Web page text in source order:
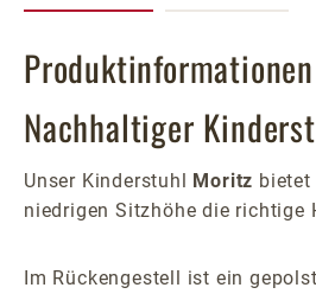
Nachhaltiger
Unser Kinderstuhl Moritz
niedrigen Sitzhöhe die richtige
Im Rückengestell ist ein